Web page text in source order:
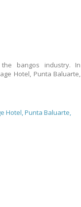
the bangos industry. In
Hotel, Punta Baluarte,
Hotel, Punta Baluarte,